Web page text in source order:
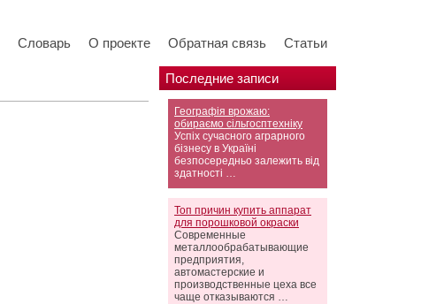
Словарь О проекте Обратная связь Статьи
Последние записи
Географія врожаю:
обираємо сільгосптехніку
Успіх сучасного аграрного
бізнесу в Україні
безпосередньо залежить від
здатності …
Топ причин купить аппарат
для порошковой окраски
Современные
металлообрабатывающие
предприятия,
автомастерские и
производственные цеха все
чаще отказываются …